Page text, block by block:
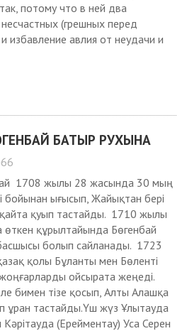
потому что в ней два
(грешных перед
избавление авлия от неудачи и
БАТЫР РУХЫНА
1708 жылы 28 жасында 30 мың
бойынан ығысып, Жайықтан бері
қуып тастайды. 1710 жылы
құрылтайында Бөгенбай
болып сайланады. 1723
қолы Бұланты мен Бөленті
ойсырата жеңеді.
бимен тізе қосып, Алты Алашқа
ұран тастайды.Үш жүз Ұлытауда
(Ерейментау) Уса Серен